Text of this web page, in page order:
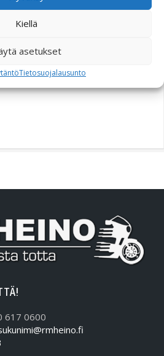
Kiellä
asetukset
Tietosuojalausunto
617 0600